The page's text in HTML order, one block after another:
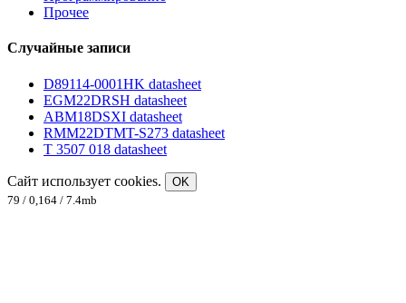
Прочее
Случайные записи
D89114-0001HK datasheet
EGM22DRSH datasheet
ABM18DSXI datasheet
RMM22DTMT-S273 datasheet
T 3507 018 datasheet
Сайт использует cookies.
OK
79 / 0,164 / 7.4mb